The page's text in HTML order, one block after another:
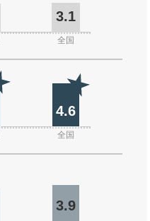
3.1
全国
4.6
全国
3.9